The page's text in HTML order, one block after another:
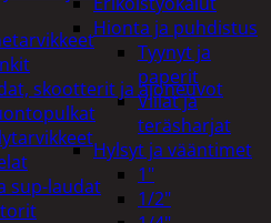
Hionta ja puhdistus
Tyynyt ja
paperit
Viilat ja
teräsharjat
Hylsyt ja vääntimet
1"
1/2"
skootterit ja ajoneuvot
sup-laudat